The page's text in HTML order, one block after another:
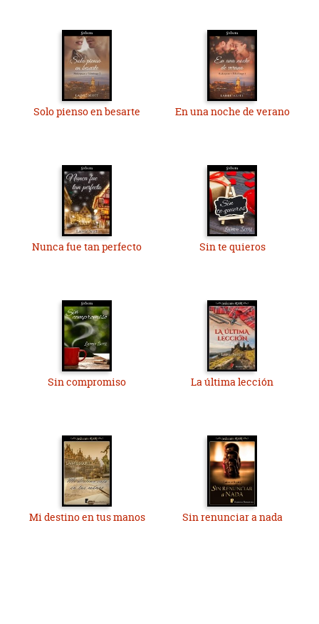
Solo pienso en besarte En una noche de verano
Nunca fue tan perfecto Sin te quieros
Sin compromiso La última lección
Mi destino en tus manos Sin renunciar a nada